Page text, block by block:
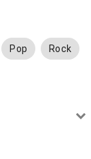
Pop Rock